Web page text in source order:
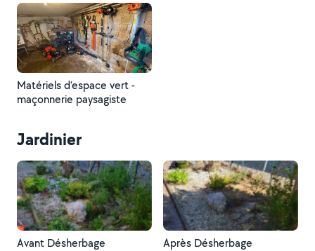
Matériels d’espace vert -
maçonnerie paysagiste
Jardinier
Avant Désherbage Après Désherbage